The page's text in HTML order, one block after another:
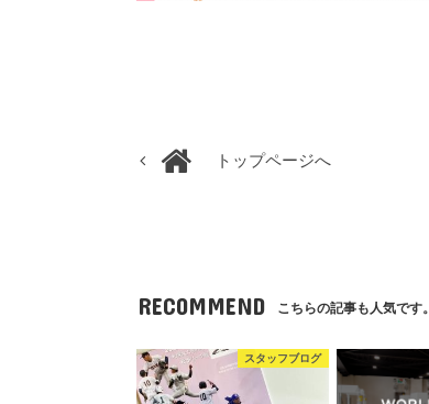
トップページへ
RECOMMEND こちらの記事も人気です。
スタッフブログ